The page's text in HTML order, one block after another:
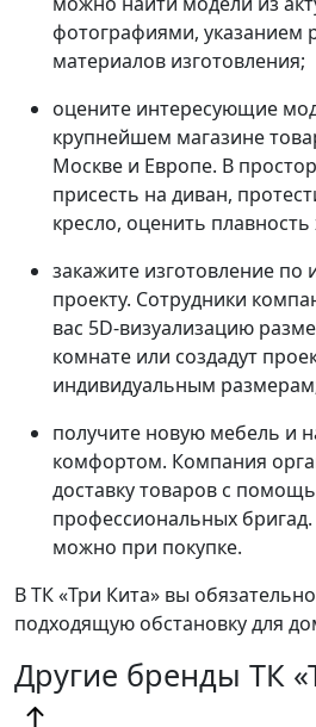
фотографиями, указанием
материалов изготовления;
оцените интересующие
крупнейшем магазине
Москве и Европе. В
присесть на диван,
кресло, оценить
закажите изготовление по
проекту. Сотрудники
вас 5D-визуализацию
комнате или создадут
индивидуальным
получите новую мебель и
комфортом. Компания
доставку товаров с
профессиональных бригад.
можно при покупке.
В ТК «Три Кита» вы
подходящую обстановку для
Другие бренды ТК